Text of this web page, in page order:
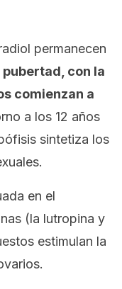
permanecen
con la
comienzan a
a los 12 años
sintetiza los
en el
(la lutropina y
estimulan la